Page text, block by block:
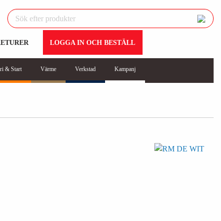
LOGGA IN OCH BESTÄLL
& Start Värme Verkstad Kampanj